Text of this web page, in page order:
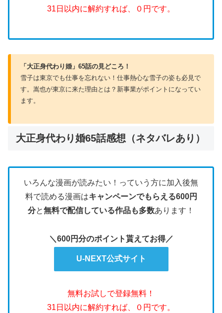
31日以内に解約すれば、０円です。
「大正身代わり婚」65話の見どころ！
雪子は東京でも仕事を忘れない！仕事熱心な雪子の姿も必見で
す。嵩也が東京に来た理由とは？新事業がポイントになってい
ます。
大正身代わり婚65話感想（ネタバレあり）
いろんな漫画が読みたい！っていう方に加入後無
料で読める漫画はキャンペーンでもらえる600円
分と無料で配信している作品も多数あります！
＼600円分のポイント貰えてお得／
U-NEXT公式サイト
無料お試しで登録無料！
31日以内に解約すれば、０円です。